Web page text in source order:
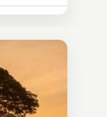
что-то